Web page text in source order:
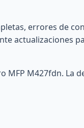
errores de
actualizaciones
MFP M427fdn. La